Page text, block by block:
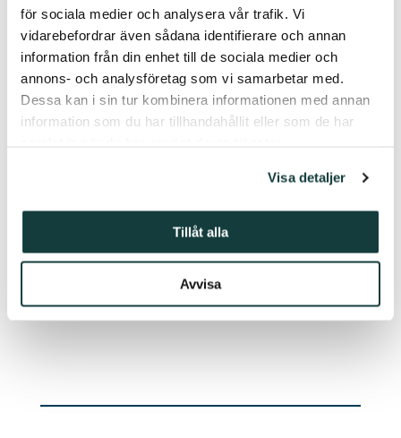
för sociala medier och analysera vår trafik. Vi
vidarebefordrar även sådana identifierare och annan
information från din enhet till de sociala medier och
annons- och analysföretag som vi samarbetar med.
Dessa kan i sin tur kombinera informationen med annan
information som du har tillhandahållit eller som de har
Visa detaljer
Tillåt alla
Avvisa
Åbo Akademi och dess studentkår. Ralf Törngren (1899–
1961) var skattmästare för Stiftelsen för Åbo Akademi 1931–
1948 och bland annat riksdagsledamot för Svenska
folkpartiet samt social-, finans-, utrikes- och statsminister
samt partiets ordförande. Han var också lärare i
nationalekonomi, hedersdoktor vid Handelshögskolan vid Åbo
Nicolina Nordman
E-post:nicolina.nordman@gmail.com